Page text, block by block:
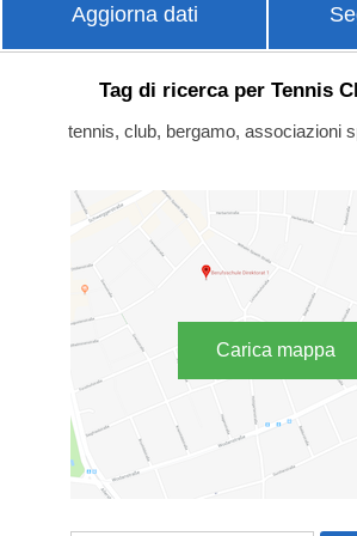
Aggiorna dati
Tag di ricerca per Tennis
tennis, club, bergamo, associazioni
Carica mappa